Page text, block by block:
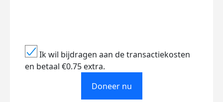
Ik wil bijdragen aan de transactiekosten
en betaal €0.75 extra.
Doneer nu